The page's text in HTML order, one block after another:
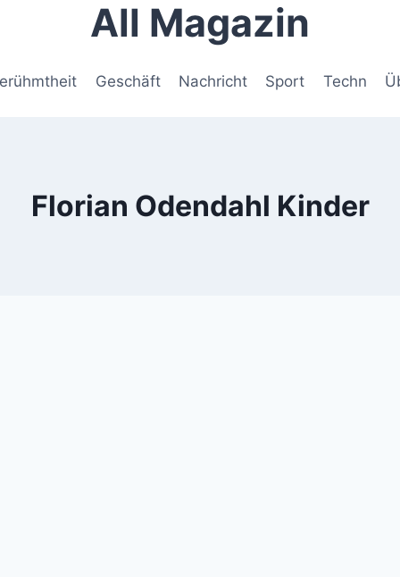
All Magazin
Geschäft Nachricht Sport Techn
Florian Odendahl Kinder